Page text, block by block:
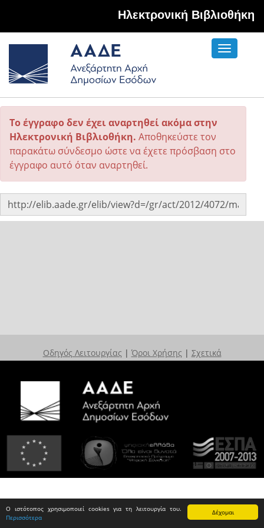
Δέχομαι
Ο ιστότοπος χρησιμοποιεί cookies για τη λειτουργία του.
Περισσότερα
Hλεκτρονική Βιβλιοθήκη
Toggle
Το έγγραφο δεν έχει αναρτηθεί ακόμα στην
Ηλεκτρονική Βιβλιοθήκη. Αποθηκεύστε τον
παρακάτω σύνδεσμο ώστε να έχετε πρόσβαση στο
έγγραφο αυτό όταν αναρτηθεί.
Οδηγός Λειτουργίας | Όροι Χρήσης | Σχετικά